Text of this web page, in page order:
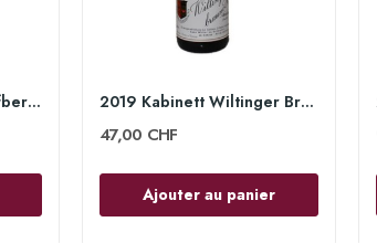
2018 Auslese Scharzhofberger Goldkapsel 75cl -... 2019 Kabinett Wiltinger Braune Kupp 75cl - Egon...
47,00 CHF
Ajouter au panier